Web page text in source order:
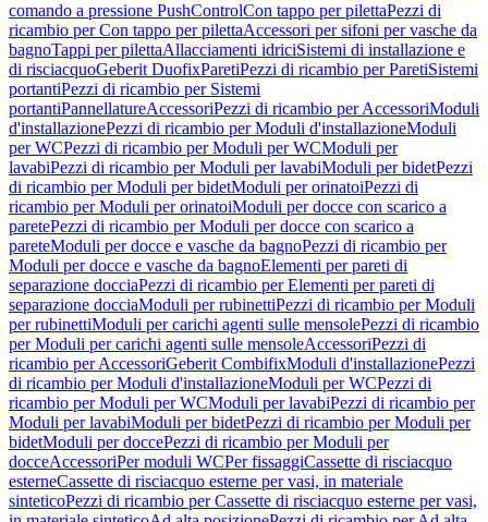
comando a pressione PushControlCon tappo per pilettaPezzi di
ricambio per Con tappo per pilettaAccessori per sifoni per vasche da
bagnoTappi per pilettaAllacciamenti idriciSistemi di installazione e
di risciacquoGeberit DuofixParetiPezzi di ricambio per ParetiSistemi
portantiPezzi di ricambio per Sistemi
portantiPannellatureAccessoriPezzi di ricambio per AccessoriModuli
d'installazionePezzi di ricambio per Moduli d'installazioneModuli
per WCPezzi di ricambio per Moduli per WCModuli per
lavabiPezzi di ricambio per Moduli per lavabiModuli per bidetPezzi
di ricambio per Moduli per bidetModuli per orinatoiPezzi di
ricambio per Moduli per orinatoiModuli per docce con scarico a
paretePezzi di ricambio per Moduli per docce con scarico a
pareteModuli per docce e vasche da bagnoPezzi di ricambio per
Moduli per docce e vasche da bagnoElementi per pareti di
separazione docciaPezzi di ricambio per Elementi per pareti di
separazione docciaModuli per rubinettiPezzi di ricambio per Moduli
per rubinettiModuli per carichi agenti sulle mensolePezzi di ricambio
per Moduli per carichi agenti sulle mensoleAccessoriPezzi di
ricambio per AccessoriGeberit CombifixModuli d'installazionePezzi
di ricambio per Moduli d'installazioneModuli per WCPezzi di
ricambio per Moduli per WCModuli per lavabiPezzi di ricambio per
Moduli per lavabiModuli per bidetPezzi di ricambio per Moduli per
bidetModuli per doccePezzi di ricambio per Moduli per
docceAccessoriPer moduli WCPer fissaggiCassette di risciacquo
esterneCassette di risciacquo esterne per vasi, in materiale
sinteticoPezzi di ricambio per Cassette di risciacquo esterne per vasi,